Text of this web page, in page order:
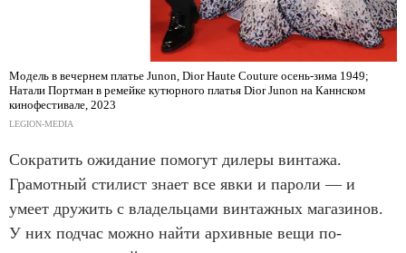
Модель в вечернем платье Junon, Dior Haute Couture осень-зима 1949;
Натали Портман в ремейке кутюрного платья Dior Junon на Каннском
кинофестивале, 2023
LEGION-MEDIA
Сократить ожидание помогут дилеры винтажа.
Грамотный стилист знает все явки и пароли — и
умеет дружить с владельцами винтажных магазинов.
У них подчас можно найти архивные вещи по-